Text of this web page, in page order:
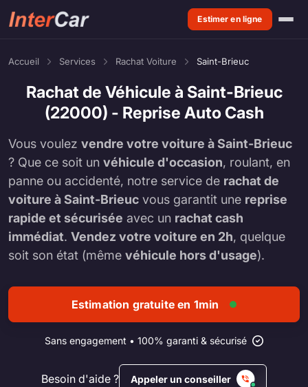
Estimer en ligne
Accueil Services Rachat Voiture Saint-Brieuc
Rachat de Véhicule à Saint-Brieuc
(22000) - Reprise Auto Cash
Vous voulez vendre votre voiture à Saint-Brieuc
? Que ce soit un véhicule d'occasion, roulant, en
panne ou accidenté, notre service de rachat de
voiture à Saint-Brieuc vous garantit une reprise
rapide et sécurisée avec un rachat cash
immédiat. Vendez votre voiture en 2h, quelque
soit son état (même véhicule hors d'usage).
Estimation gratuite en 1min
Sans engagement • 100% garanti & sécurisé
Besoin d'aide ? Appeler un conseiller